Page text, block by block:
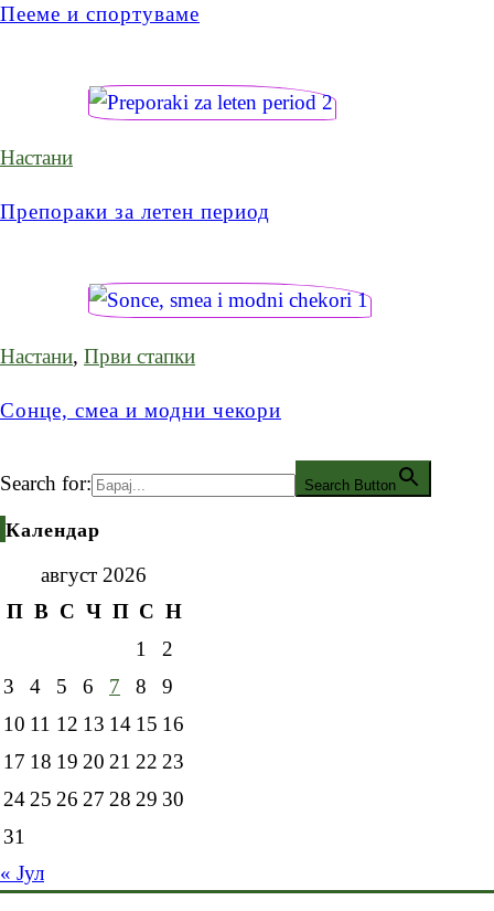
Пееме и спортуваме
Настани
Препораки за летен период
Настани, Први стапки
Сонце, смеа и модни чекори
Search for: Search Button
Календар
август 2026
П В С Ч П С Н
1
2
3
4 5 6 7 8
9
10 11 12 13 14 15 16
17 18 19 20 21 22 23
24 25 26 27 28 29 30
31
« Јул